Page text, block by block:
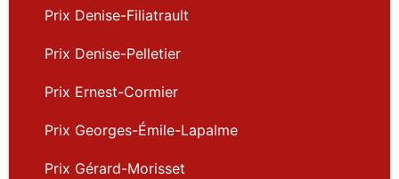
Prix Denise-Filiatrault
Prix Denise-Pelletier
Prix Ernest-Cormier
Prix Georges-Émile-Lapalme
Prix Gérard-Morisset